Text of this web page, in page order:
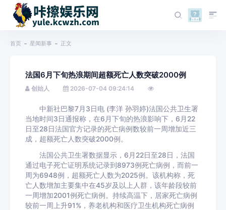
首页 星闻新事 正文
法国6月下旬热浪期间超额死亡人数突破2000例
创始人 2026-07-04 09:24:14
中新社巴黎7月3日电 (李洋 孙羽婷)法国公共卫生署
当地时间3日通报称，在6月下旬的热浪影响下，6月22
日至28日法国官方记录的死亡病例数较前一周增加近三
成，超额死亡人数突破2000例。
法国公共卫生署数据显示，6月22日至28日，法国
通过电子死亡证明系统记录到8973例死亡病例，而前一
周为6948例，超额死亡人数为2025例。该机构称，死
亡人数增加主要集中在45岁及以上人群，该年龄段较前
一周增加2001例死亡病例。持续高温下，居家死亡病例
较前一周上升91%，养老机构和医疗卫生机构死亡病例